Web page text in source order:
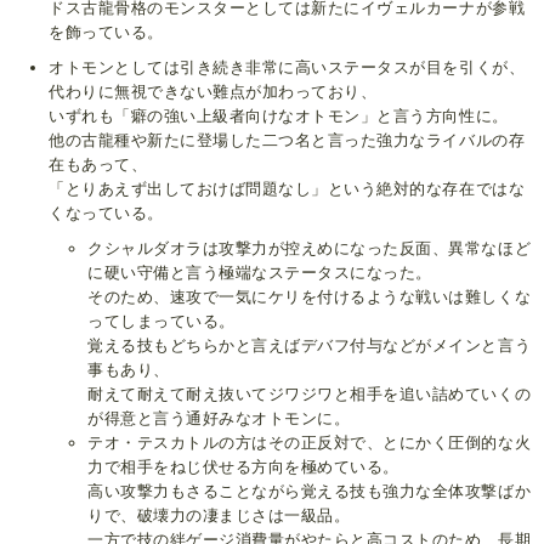
ドス古龍骨格のモンスターとしては新たにイヴェルカーナが参戦
を飾っている。
オトモンとしては引き続き非常に高いステータスが目を引くが、
代わりに無視できない難点が加わっており、
いずれも「癖の強い上級者向けなオトモン」と言う方向性に。
他の古龍種や新たに登場した二つ名と言った強力なライバルの存
在もあって、
「とりあえず出しておけば問題なし」という絶対的な存在ではな
くなっている。
クシャルダオラは攻撃力が控えめになった反面、異常なほど
に硬い守備と言う極端なステータスになった。
そのため、速攻で一気にケリを付けるような戦いは難しくな
ってしまっている。
覚える技もどちらかと言えばデバフ付与などがメインと言う
事もあり、
耐えて耐えて耐え抜いてジワジワと相手を追い詰めていくの
が得意と言う通好みなオトモンに。
テオ・テスカトルの方はその正反対で、とにかく圧倒的な火
力で相手をねじ伏せる方向を極めている。
高い攻撃力もさることながら覚える技も強力な全体攻撃ばか
りで、破壊力の凄まじさは一級品。
一方で技の絆ゲージ消費量がやたらと高コストのため、長期